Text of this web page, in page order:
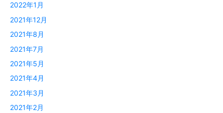
2022年1月
2021年12月
2021年8月
2021年7月
2021年5月
2021年4月
2021年3月
2021年2月